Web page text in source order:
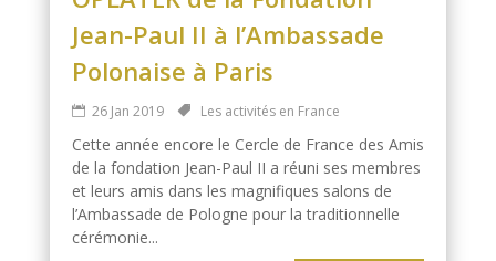
Jean-Paul II à l’Ambassade
Polonaise à Paris
26 Jan 2019 Les activités en France
Cette année encore le Cercle de France des Amis
de la fondation Jean-Paul II a réuni ses membres
et leurs amis dans les magnifiques salons de
l’Ambassade de Pologne pour la traditionnelle
cérémonie...